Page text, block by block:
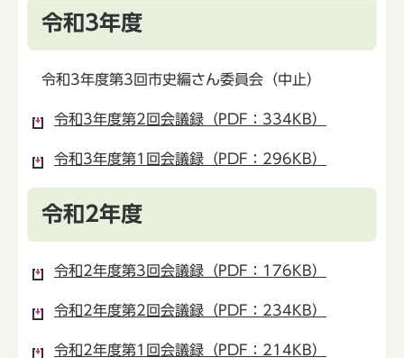
令和3年度
令和3年度第3回市史編さん委員会（中止）
令和3年度第2回会議録（PDF：334KB）
令和3年度第1回会議録（PDF：296KB）
令和2年度
令和2年度第3回会議録（PDF：176KB）
令和2年度第2回会議録（PDF：234KB）
令和2年度第1回会議録（PDF：214KB）